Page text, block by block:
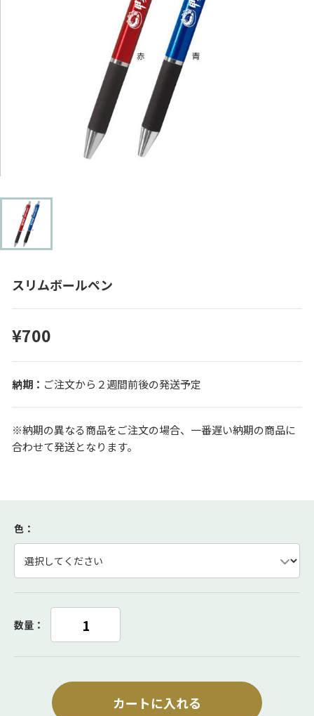
スリムボールペン
¥700
ご注文から２週間前後の発送予定
※納期の異なる商品をご注文の場合、一番遅い納期の商品に
合わせて発送となります。
色 ：
数量：
カートに入れる